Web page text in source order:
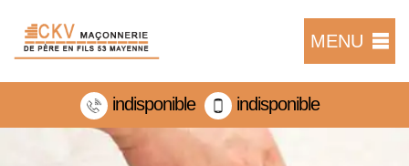
MENU
indisponible indisponible